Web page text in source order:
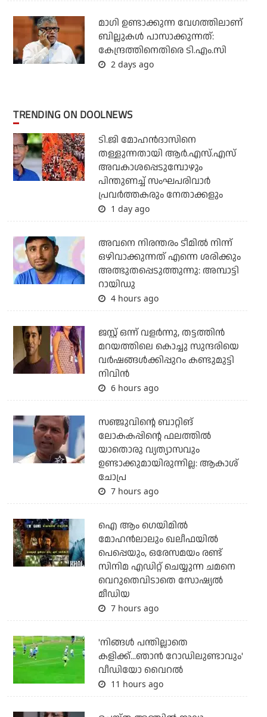
മാഗി ഉണ്ടാക്കുന്ന വേഗത്തിലാണ്
ബില്ലുകള്‍ പാസാക്കുന്നത്:
കേന്ദ്രത്തിനെതിരെ ടി.എം.സി
2 days ago
TRENDING ON DOOLNEWS
ടി.ജി മോഹന്‍ദാസിനെ
തള്ളുന്നതായി ആര്‍.എസ്.എസ്
അവകാശപ്പെടുമ്പോഴും
പിന്തുണച്ച് സംഘപരിവാര്‍
പ്രവര്‍ത്തകരും നേതാക്കളും
1 day ago
അവനെ നിരന്തരം ടീമില്‍ നിന്ന്
ഒഴിവാക്കുന്നത് എന്നെ ശരിക്കും
അത്ഭുതപ്പെടുത്തുന്നു: അമ്പാട്ടി
റായിഡു
4 hours ago
ജസ്റ്റ് ഒന്ന് വളര്‍ന്നു, തട്ടത്തിന്‍
മറയത്തിലെ കൊച്ചു സുന്ദരിയെ
വര്‍ഷങ്ങള്‍ക്കിപ്പുറം കണ്ടുമുട്ടി
നിവിന്‍
6 hours ago
സഞ്ജുവിന്റെ ബാറ്റിങ്
ലോകകപ്പിന്റെ ഫലത്തില്‍
യാതൊരു വ്യത്യാസവും
ഉണ്ടാക്കുമായിരുന്നില്ല: ആകാശ്
ചോപ്ര
7 hours ago
ഐ ആം ഗെയിമില്‍
മോഹന്‍ലാലും ഖലീഫയില്‍
പെപ്പെയും, ഒരേസമയം രണ്ട്
സിനിമ എഡിറ്റ് ചെയ്യുന്ന ചമനെ
വെറുതെവിടാതെ സോഷ്യല്‍
മീഡിയ
7 hours ago
'നിങ്ങള്‍ പന്തില്ലാതെ
കളിക്ക്...ഞാന്‍ റോഡിലുണ്ടാവും'
വീഡിയോ വൈറല്‍
11 hours ago